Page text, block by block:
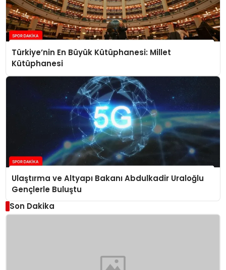
Türkiye’nin En Büyük Kütüphanesi: Millet
Kütüphanesi
Ulaştırma ve Altyapı Bakanı Abdulkadir Uraloğlu
Gençlerle Buluştu
Son Dakika